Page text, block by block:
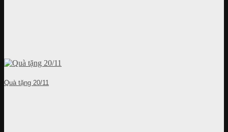
Quà tặng 20/11